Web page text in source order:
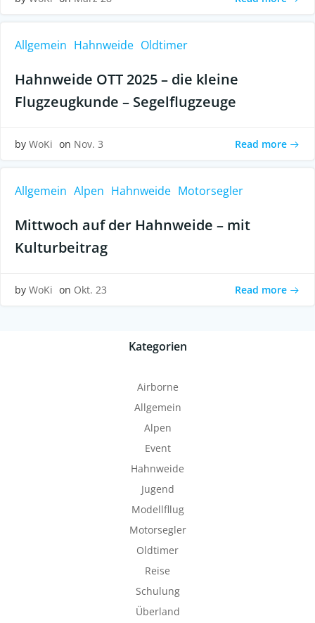
Allgemein Hahnweide Oldtimer
Hahnweide OTT 2025 – die kleine
Flugzeugkunde – Segelflugzeuge
by WoKi on Nov. 3 Read more
Allgemein Alpen Hahnweide Motorsegler
Mittwoch auf der Hahnweide – mit
Kulturbeitrag
by WoKi on Okt. 23 Read more
Kategorien
Airborne
Allgemein
Alpen
Event
Hahnweide
Jugend
Modellfllug
Motorsegler
Oldtimer
Reise
Schulung
Überland